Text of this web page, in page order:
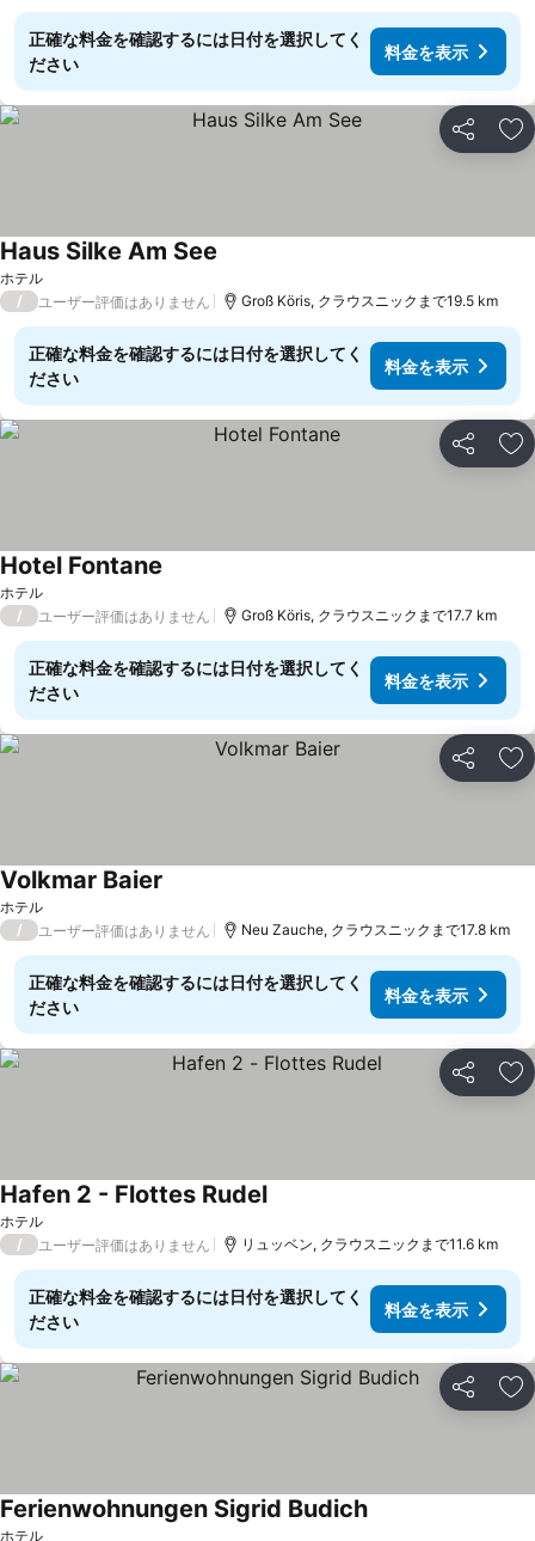
正確な料金を確認するには日付を選択してく
ださい
料金を表示
シェア お
ホテル
Haus Silke Am See
/ ユーザー評価はありません Groß Köris, クラウスニックまで19.5 km
正確な料金を確認するには日付を選択してく
ださい
料金を表示
シェア お
ホテル
Hotel Fontane
/ ユーザー評価はありません Groß Köris, クラウスニックまで17.7 km
正確な料金を確認するには日付を選択してく
ださい
料金を表示
シェア お
ホテル
Volkmar Baier
/ ユーザー評価はありません Neu Zauche, クラウスニックまで17.8 km
正確な料金を確認するには日付を選択してく
ださい
料金を表示
シェア お
ホテル
Hafen 2 - Flottes Rudel
/ ユーザー評価はありません リュッベン, クラウスニックまで11.6 km
正確な料金を確認するには日付を選択してく
ださい
料金を表示
シェア お
ホテル
Ferienwohnungen Sigrid Budich